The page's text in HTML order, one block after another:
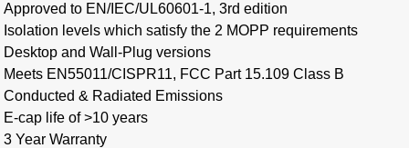
Approved to EN/IEC/UL60601-1, 3rd edition
Isolation levels which satisfy the 2 MOPP requirements
Desktop and Wall-Plug versions
Meets EN55011/CISPR11, FCC Part 15.109 Class B
Conducted & Radiated Emissions
E-cap life of >10 years
3 Year Warranty